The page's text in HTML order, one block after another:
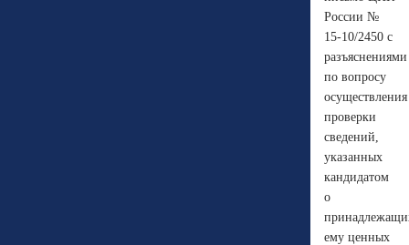
России №
15-10/2450 с
разъяснениями
по вопросу
осуществления
проверки
сведений,
указанных
кандидатом
о
ему ценных